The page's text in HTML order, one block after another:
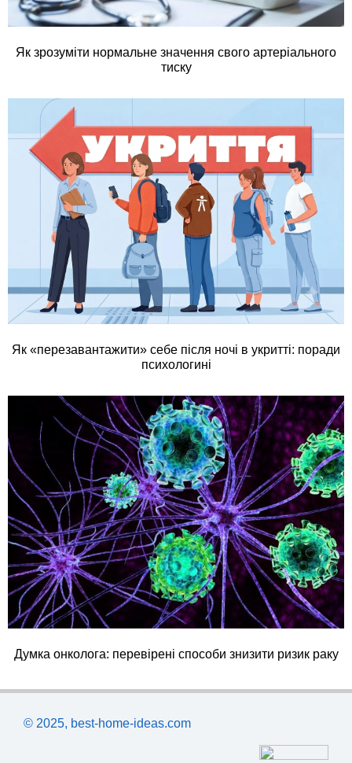
Як зрозуміти нормальне значення свого артеріального
тиску
Як «перезавантажити» себе після ночі в укритті: поради
психологині
Думка онколога: перевірені способи знизити ризик раку
© 2025, best-home-ideas.com